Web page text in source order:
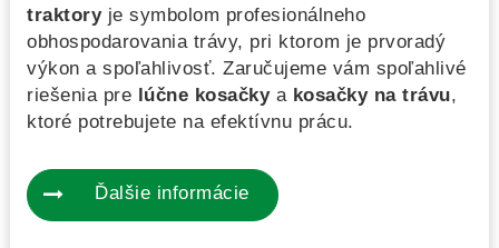
traktoryje symbolom profesionálneho
obhospodarovania trávy, pri ktorom je prvoradý
výkon a spoľahlivosť. Zaručujeme vám spoľahlivé
riešenia pre lúčne kosačky a kosačky na trávu,
ktoré potrebujete na efektívnu prácu.
Ďalšie informácie